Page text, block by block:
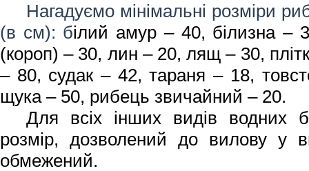
Нагадуємо мінімальні розміри
(в см): білий амур – 40, білизна –
(короп) – 30, лин – 20, лящ – 30,
– 80, судак – 42, тараня – 18,
щука – 50, рибець звичайний – 20.
Для всіх інших видів водних
розмір, дозволений до вилову у
обмежений.